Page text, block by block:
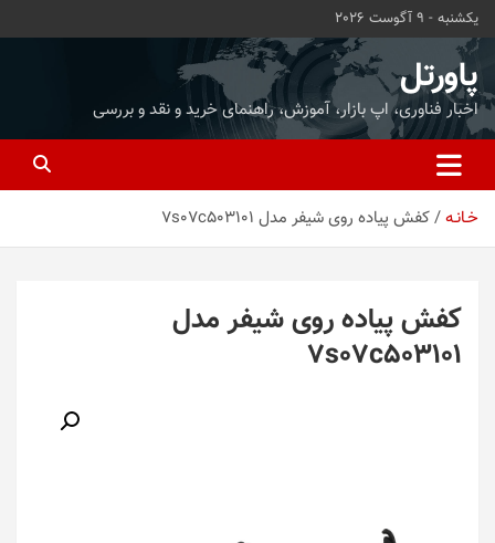
محتوا
بروید
یکشنبه - 9 آگوست 2026
پاورتل
اخبار فناوری، اپ بازار، آموزش، راهنمای خرید و نقد و بررسی
خـانـه کفش پیاده روی شیفر مدل 7s07c503101
کفش پیاده روی شیفر مدل
7s07c503101